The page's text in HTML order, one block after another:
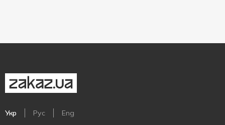
Укр Рус Eng